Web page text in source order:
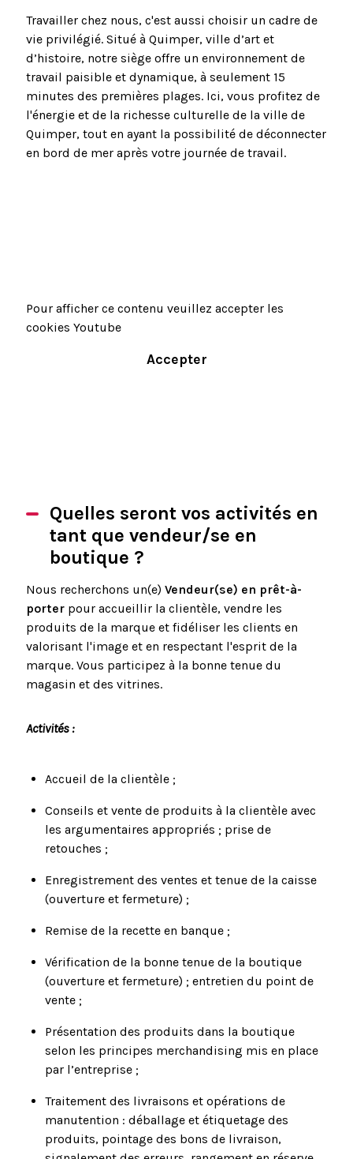
Travailler chez nous, c'est aussi choisir un cadre de
vie privilégié. Situé à Quimper, ville d’art et
d’histoire, notre siège offre un environnement de
travail paisible et dynamique, à seulement 15
minutes des premières plages. Ici, vous profitez de
l'énergie et de la richesse culturelle de la ville de
Quimper, tout en ayant la possibilité de déconnecter
en bord de mer après votre journée de travail.
Pour afficher ce contenu veuillez accepter les
cookies Youtube
Accepter
Quelles seront vos activités en
tant que vendeur/se en
boutique ?
Nous recherchons un(e) Vendeur(se) en prêt-à-
porterpour accueillir la clientèle, vendre les
produits de la marque et fidéliser les clients en
valorisant l'image et en respectant l'esprit de la
marque. Vous participez à la bonne tenue du
magasin et des vitrines.
Activités :
Accueil de la clientèle ;
Conseils et vente de produits à la clientèle avec
les argumentaires appropriés ; prise de
retouches ;
Enregistrement des ventes et tenue de la caisse
(ouverture et fermeture) ;
Remise de la recette en banque ;
Vérification de la bonne tenue de la boutique
(ouverture et fermeture) ; entretien du point de
vente ;
Présentation des produits dans la boutique
selon les principes merchandising mis en place
par l’entreprise ;
Traitement des livraisons et opérations de
manutention : déballage et étiquetage des
produits, pointage des bons de livraison,